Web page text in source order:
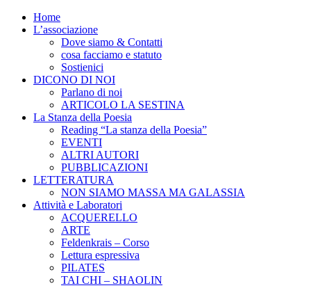
Home
L’associazione
Dove siamo & Contatti
cosa facciamo e statuto
Sostienici
DICONO DI NOI
Parlano di noi
ARTICOLO LA SESTINA
La Stanza della Poesia
Reading “La stanza della Poesia”
EVENTI
ALTRI AUTORI
PUBBLICAZIONI
LETTERATURA
NON SIAMO MASSA MA GALASSIA
Attività e Laboratori
ACQUERELLO
ARTE
Feldenkrais – Corso
Lettura espressiva
PILATES
TAI CHI – SHAOLIN